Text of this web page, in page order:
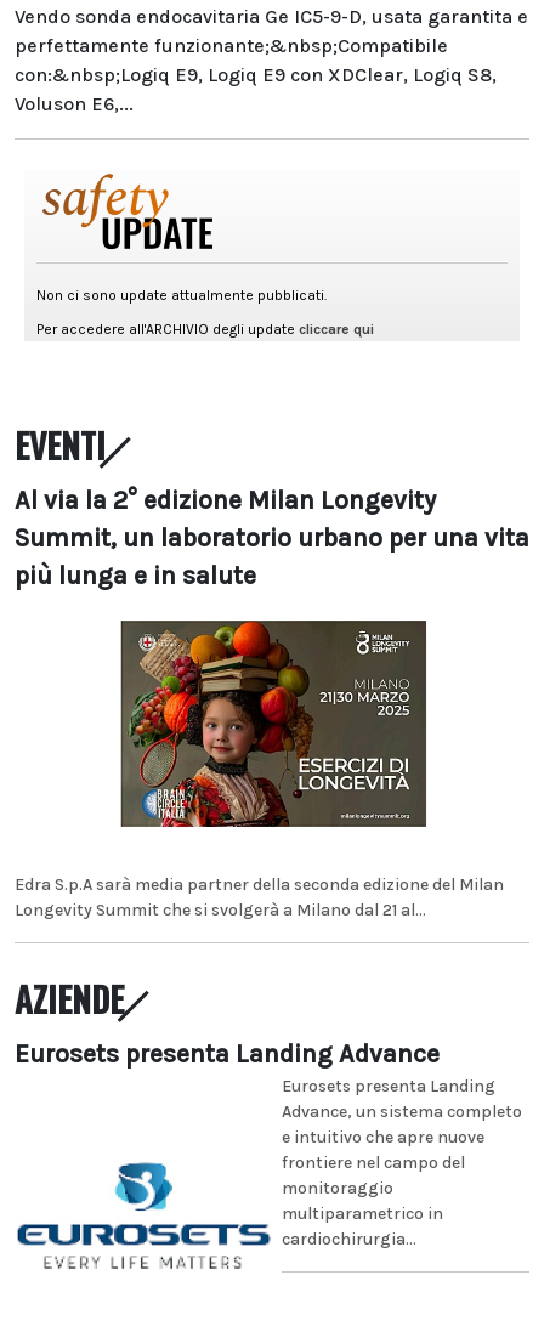
Vendo sonda endocavitaria Ge IC5-9-D, usata garantita e
perfettamente funzionante;&nbsp;Compatibile
con:&nbsp;Logiq E9, Logiq E9 con XDClear, Logiq S8,
Voluson E6,...
EVENTI
Al via la 2° edizione Milan Longevity
Summit, un laboratorio urbano per una vita
più lunga e in salute
Edra S.p.A sarà media partner della seconda edizione del Milan
Longevity Summit che si svolgerà a Milano dal 21 al...
AZIENDE
Eurosets presenta Landing Advance
Eurosets presenta Landing
Advance, un sistema completo
e intuitivo che apre nuove
frontiere nel campo del
monitoraggio
multiparametrico in
cardiochirurgia...